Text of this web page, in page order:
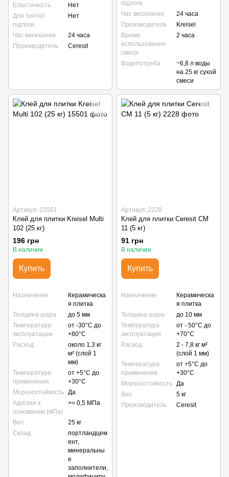
Еластичність
Нет
Для теплої
підлоги
Нет
Час висихання
24 часа
Производитель
Ceresit
підлоги
Час висихання
24 часа
Производитель
Kreisel
Время
использования
смеси
2 часа
Водопотреба
~6,8 л воды
на 25 кг сухой
смеси
Артикул: 15501
Клей для плитки Kreisel Multi
102 (25 кг)
196 грн
В наличии
Купить
Назначение
Керамическа
я плитка
Толщина шара
до 5 мм
Температура
эксплуатации
от -30°С до
+80°С
Расход
около 1,3 кг
м² (слой 1
мм)
Температура
применения
от +5°С до
+30°С
Морозостойкость Да
Адгезия к
основанию (мПа)
>= 0,5 МПа
Вес
25 кг
Склад
портландцем
ент,
минеральны
е
заполнители,
Артикул: 2228
Клей для плитки Ceresit CM
11 (5 кг)
91 грн
В наличии
Купить
Назначение
Керамическа
я плитка
Толщина шара
до 10 мм
Температура
эксплуатации
от - 50°С до
+70°С
Расход
2 - 7,8 кг м²
(слой 1 мм)
Температура
применения
от +5°С до
+30°С
Морозостойкость Да
Вес
5 кг
Производитель
Ceresit